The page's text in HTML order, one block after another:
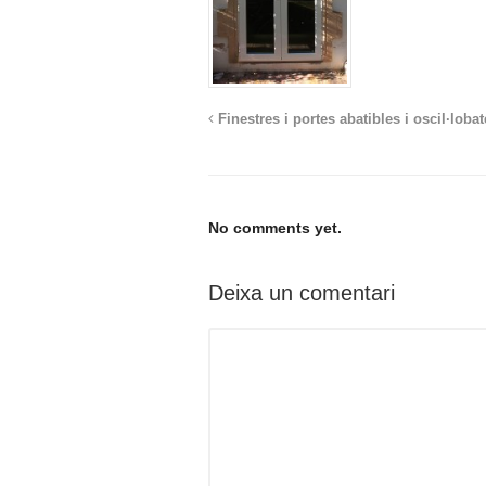
Finestres i portes abatibles i
No comments yet.
Deixa un comentari